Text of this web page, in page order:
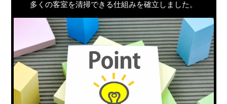
多くの客室を清掃できる仕組みを確立しました。